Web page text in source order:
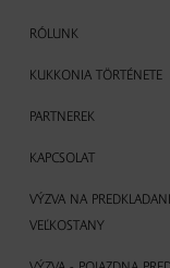
RÓLUNK
KUKKONIA TÖRTÉNETE
PARTNEREK
KAPCSOLAT
VÝZVA NA
VEĽKOSTANY